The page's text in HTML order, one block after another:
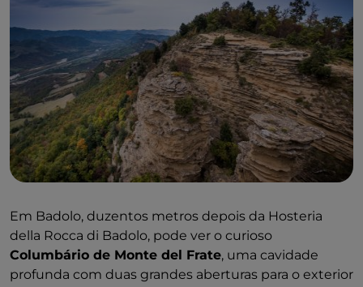
Em Badolo, duzentos metros depois da Hosteria
della Rocca di Badolo, pode ver o curioso
Columbário de Monte del Frate, uma cavidade
profunda com duas grandes aberturas para o exterior